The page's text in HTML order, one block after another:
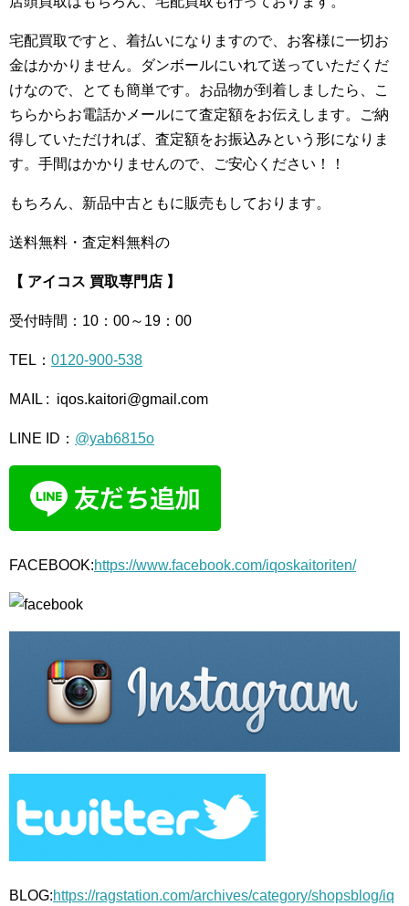
宅配買取ですと、着払いになりますので、お客様に一切お
金はかかりません。ダンボールにいれて送っていただくだ
けなので、とても簡単です。お品物が到着しましたら、こ
ちらからお電話かメールにて査定額をお伝えします。ご納
得していただければ、査定額をお振込みという形になりま
す。手間はかかりませんので、ご安心ください！！
もちろん、新品中古ともに販売もしております。
送料無料・査定料無料の
【 アイコス 買取専門店 】
受付時間：10：00～19：00
TEL： 0120-900-538
MAIL : iqos.kaitori@gmail.com
LINE ID： @yab6815o
FACEBOOK:https://www.facebook.com/iqoskaitoriten/
BLOG:https://ragstation.com/archives/category/shopsblog/iq